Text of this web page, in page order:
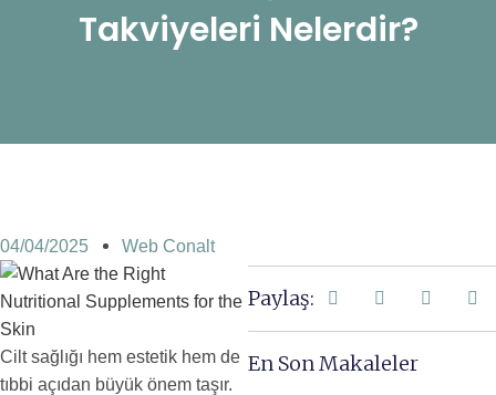
Takviyeleri Nelerdir?
04/04/2025 Web Conalt
Cilt sağlığı hem estetik hem de
tıbbi açıdan büyük önem taşır.
Paylaş:
En Son Makaleler